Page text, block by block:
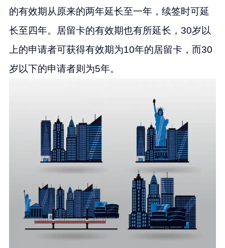
的有效期从原来的两年延长至一年，续签时可延
长至四年。居留卡的有效期也有所延长，30岁以
上的申请者可获得有效期为10年的居留卡，而30
岁以下的申请者则为5年。